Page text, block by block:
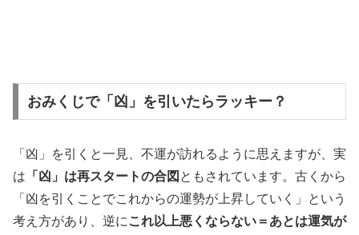
おみくじで「凶」を引いたらラッキー？
「凶」を引くと一見、不運が訪れるように思えますが、実
は 「凶」は再スタートの合図 ともされています。古くから
「凶を引くことでこれからの運勢が上昇していく」という
考え方があり、逆に これ以上悪くならない＝あとは運気が